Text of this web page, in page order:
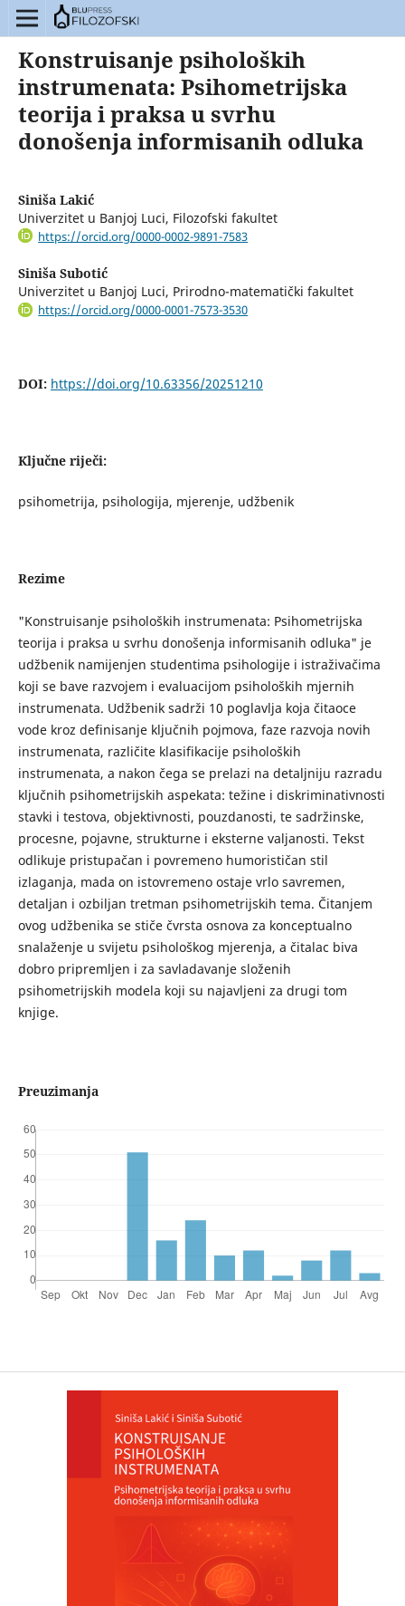
Konstruisanje psiholoških
instrumenata: Psihometrijska
teorija i praksa u svrhu
donošenja informisanih odluka
Siniša Lakić
Univerzitet u Banjoj Luci, Filozofski fakultet
https://orcid.org/0000-0002-9891-7583
Siniša Subotić
Univerzitet u Banjoj Luci, Prirodno-matematički fakultet
https://orcid.org/0000-0001-7573-3530
DOI: https://doi.org/10.63356/20251210
Ključne riječi:
psihometrija, psihologija, mjerenje, udžbenik
Rezime
"Konstruisanje psiholoških instrumenata: Psihometrijska
teorija i praksa u svrhu donošenja informisanih odluka" je
udžbenik namijenjen studentima psihologije i istraživačima
koji se bave razvojem i evaluacijom psiholoških mjernih
instrumenata. Udžbenik sadrži 10 poglavlja koja čitaoce
vode kroz definisanje ključnih pojmova, faze razvoja novih
instrumenata, različite klasifikacije psiholoških
instrumenata, a nakon čega se prelazi na detaljniju razradu
ključnih psihometrijskih aspekata: težine i diskriminativnosti
stavki i testova, objektivnosti, pouzdanosti, te sadržinske,
procesne, pojavne, strukturne i eksterne valjanosti. Tekst
odlikuje pristupačan i povremeno humorističan stil
izlaganja, mada on istovremeno ostaje vrlo savremen,
detaljan i ozbiljan tretman psihometrijskih tema. Čitanjem
ovog udžbenika se stiče čvrsta osnova za konceptualno
snalaženje u svijetu psihološkog mjerenja, a čitalac biva
dobro pripremljen i za savladavanje složenih
psihometrijskih modela koji su najavljeni za drugi tom
knjige.
Preuzimanja